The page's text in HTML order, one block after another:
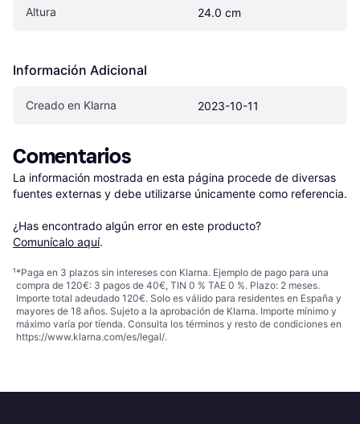
Altura 24.0 cm
Información Adicional
Creado en Klarna 2023-10-11
Comentarios
La información mostrada en esta página procede de diversas
fuentes externas y debe utilizarse únicamente como referencia.
¿Has encontrado algún error en este producto?
Comunícalo aquí.
¹*Paga en 3 plazos sin intereses con Klarna. Ejemplo de pago para una
compra de 120€: 3 pagos de 40€, TIN 0 % TAE 0 %. Plazo: 2 meses.
Importe total adeudado 120€. Solo es válido para residentes en España y
mayores de 18 años. Sujeto a la aprobación de Klarna. Importe mínimo y
máximo varía por tienda. Consulta los términos y resto de condiciones en
https://www.klarna.com/es/legal/.